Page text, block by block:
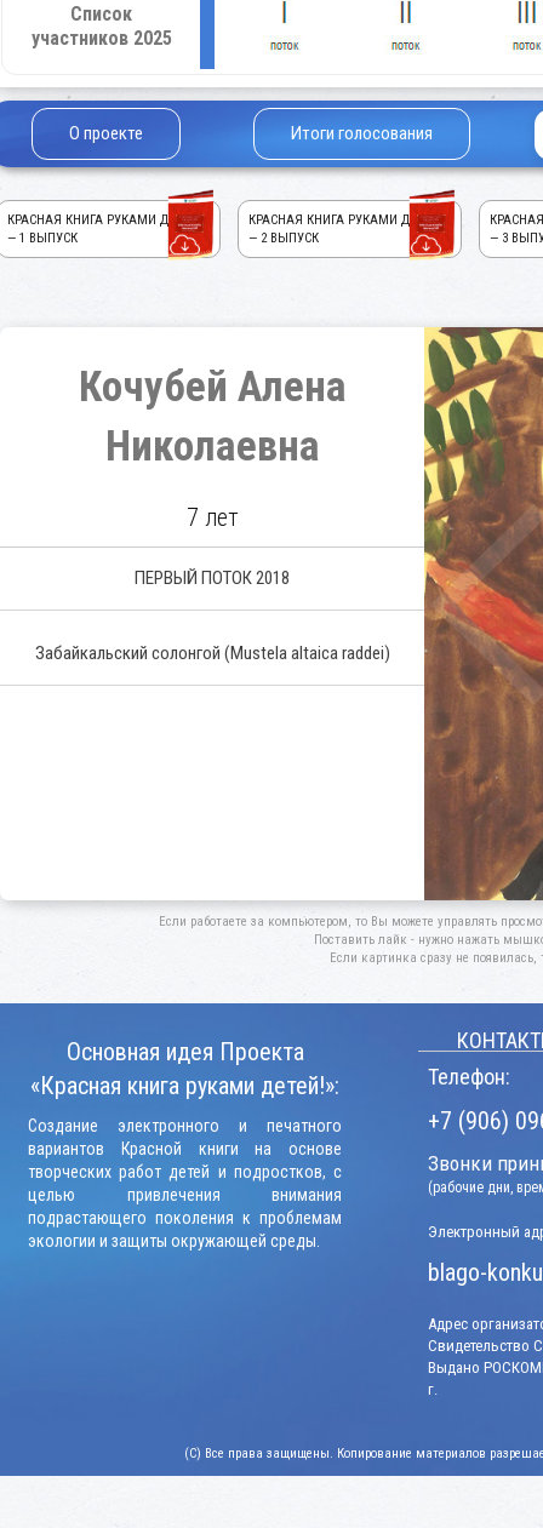
Список
участников 2025
О проекте Итоги голосования
КРАСНАЯ КНИГА РУКАМИ ДЕТЕЙ!
— 1 ВЫПУСК
КРАСНАЯ КНИГА РУКАМИ ДЕТЕЙ!
— 2 ВЫПУСК
— 3
Кочубей Алена
Николаевна
7 лет
ПЕРВЫЙ ПОТОК 2018
Забайкальский солонгой (Mustela altaica raddei)
Если работаете за компьютером, то Вы можете управлять
Поставить лайк - нужно нажать
Если картинка сразу не появилась,
Основная идея Проекта
«Красная книга руками детей!»:
Создание электронного и печатного
вариантов Красной книги на основе
творческих работ детей и подростков, с
целью привлечения внимания
подрастающего поколения к проблемам
экологии и защиты окружающей среды.
Телефон:
+7 (906)
Звонки
(рабочие дни,
Электронный
blago-
Адрес
Свидетельство
Выдано
г.
(C) Все права защищены. Копирование материалов